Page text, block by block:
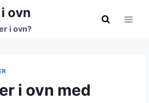
ovn
i ovn?
i ovn med